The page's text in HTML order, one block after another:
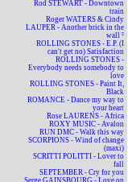
Rod STEWART - Downtown
train
Roger WATERS & Cindy
LAUPER - Another brick in the
wall ²
ROLLING STONES - E.P. (I
can't get no) Satisfaction
ROLLING STONES -
Everybody needs somebody to
love
ROLLING STONES - Paint It,
Black
ROMANCE - Dance my way to
your heart
Rose LAURENS - Africa
ROXY MUSIC - Avalon
RUN DMC - Walk this way
SCORPIONS - Wind of change
(maxi)
SCRITTI POLITTI - Lover to
fall
SEPTEMBER - Cry for you
Serge GAINSBOURG - Love on